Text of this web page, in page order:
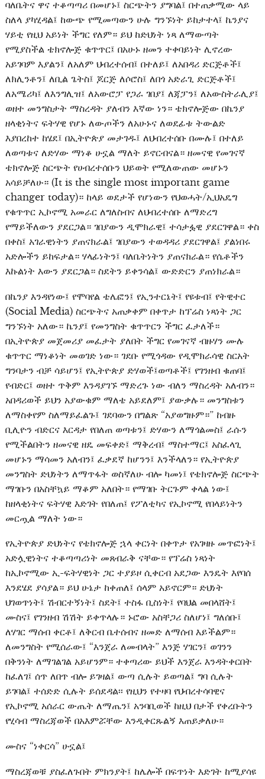
ባለቤትና ዋና ተቆጣጣሪ በመሆኑ፤ ስርጭትን ያግባል፤ በተጠቃሚው ላይ
ስለላ ያካሂዳል፤ ከውጭ የሚመጣውን ሁሉ ግንኙነት ይከታተላ፤ ኬንያና
ሃይቲ የዚህ አይነት ችግር የለም። ይህ ከድህነት ነጻ ለማውጣት
የሚያስችል ቴክኖሎጅ ቁጥጥር፤ በአሁኑ ዘመን ተቀባይነት ሊኖረው
አይገባም እያልን፤ ለአለም ህብረተሰብ፤ በተለይ፤ ለአበዳሪ ድርጅቶች፤
ለክሊንቶን፤ ለቢል ጌትስ፤ ጆርጅ ለሶሮስ፤ ለበጎ አድራጊ ድርጅቶች፤
ለአሜሪካ፤ ለእንግሊዝ፤ ለአውሮፓ የጋራ ገበያ፤ ለጃፓን፤ ለአውስትራሊያ፤
ወዘተ መንግስታት ማስረዳት ያለብን እኛው ነን። ቴክኖሎጅው በኬንያ
ዘላቂነትና ፍትሃዊ የሆኑ ለውጦችን ለአሁኑና ለወደፊቱ ትውልድ
እያበረከተ ከሄደ፤ በኢትዮጵያ መታገዱ፤ ለህብረተሰቡ በሙሉ፤ በተለይ
ለወጣቱና ለድሃው ማነቆ ሁኗል ማለት ይኖርብናል። ዘመናዊ የመገናኛ
ቴክኖሎጅ ስርጭት የሀብረተሰቡን ህይወት የሚለውጠው መሆኑን
አሳይቻለሁ። (It is the single most important game
changer today)። ከላይ ወደታች የሆነውን የህወሓት/ኢህአዴግ
የቁጥጥር ኢኮኖሚ አመራር ለግለስብና ለህብረተሰቡ ለማድረግ
የማይችለውን ያደርጋል። ገበያውን ዲሞክራዊ፤ ተሳታፏዊ ያደርገዋል። ቀስ
በቀስ፤ አገራዊነትን ያጠናክራል፤ ገበያውን ተወዳዳሪ ያደርገዋል፤ ያልነበሩ
አድሎችን ይከፍታል። ሃላፊነትን፤ ባለቤትነትን ያጠናክራል። የሴቶችን
እኩልነት እውን ያደርጋል። ስደትን ይቀንሳል፤ ውድድርን ያጠነክራል።
በኬንያ እንዳየነው፤ የሞባየል ቴሌፎን፤ የኢንተርኔት፤ የዩቱብ፤ የትዊተር
(Social Media) ስርጭትና አጠቃቀም በቀጥታ ከፕሬስ ነጻነት ጋር
ግንኙነት አለው። ኬንያ፤ የመንግስት ቁጥጥርን ችግር ፈታለች።
በኢትዮጵያ መጀመሪያ መፈታት ያለበት ችግር የመገናኛ ብዙሃን ሙሉ
ቁጥጥር ማነቆነት መወገድ ነው። ገደቡ የሚጎዳው የዲሞክራሳዊ ስርአት
ግንባታን ብቻ ሳይሆን፤ የኢትዮጵያ ድሃወች፤ወጣቶች፤ የገንዘብ ቁጠባ፤
የብድር፤ ወዘተ ጥቅም እንዳያገኙ ማድረጉ ነው ብለን ማስረዳት አለብን።
አበዳሪወች ይህን አያውቁም ማለቴ አይደለም፤ ያውቃሉ። መንግስቱን
ለማስቀየም ስለማይፈልጉ፤ ገደባውን በግልጽ “አያወግዙም።” ከብዙ
ቢሊዮን ብድርና እርዳታ የበለጠ ወጣቱን፤ ድሃውን ለማጎልመስ፤ ራሱን
የሚችልበትን ዘመናዊ ዘዴ መፍቀድ፤ ማቅረብ፤ ማስተማር፤ አስፈላጊ
መሆኑን ማሳመን አለብን፤ ፈቃደኛ ከሆንን፤ እንችላለን። የኢትዮጵያ
መንግስት ድህነትን ለማጥፋት ወስኛለሁ ብሎ ካመነ፤ የቴክኖሎጅ ስርጭት
ማገቡን በአስቸኳይ ማቆም አለበት። የማገቡ ትርጉም ቀላል ነው፤
ከዘላቂነትና ፍትሃዊ እድገት የበለጠ፤ የፖለቲካና የኢኮኖሚ የበላይነትን
መርጧል ማለት ነው።
የኢትዮጵያ ድህነትና የቴክኖሎጅ ኋላ ቀርነት በቀጥታ የአገዛዙ መጥፎነት፤
አድሏዊነትና ተቆጣጣሪነት መጸብራቅ ናቸው። የፕሬስ ነጻነት
ከኢኮኖሚው ኢ-ፍትሃዊነት ጋር ተያይዞ ሲቀርብ አደጋው እንዴት እየባሰ
እንደሄደ ያሳያል። ይህ ሁኔታ ከቀጠለ፤ ሰላም አይኖርም። ድህነት
ህገወጥነት፤ ሽብርተኝነት፤ ስደት፤ ተስፋ ቢስነት፤ የባህል መበላሸት፤
ሙስና፤ የገንዘብ ሽሽት ይቀጥላሉ። ኑሮው አስቸጋሪ ስለሆነ፤ ግለሰቡ፤
ለሃገር ማሰብ ቀርቶ፤ ለቅርብ ቤተሰብና ዘመድ ለማሰብ እይችልም።
ለመንግስት የሚሰራው፤ “እንጀራ ለመብላት” እንጅ ሃገርን፤ ወገንን
በቅንነት ለማገልገል አይሆንም። ተቀጣሪው ይህች እንጀራ እንዳትቀርበት
ከፈለገ፤ ሰጥ ለበጥ ብሎ ይገዛል፤ ውጣ ሲሉት ይወጣል፤ ግባ ሲሉት
ይገባል፤ ተሰድድ ሲሉት ይሰደዳል፡፡ የዚህን የተዛባ የህብረተሳባዊና
የኢኮኖሚ አሰራር ውጤት ለማጤን፤ አንባቢወች ከዚህ በታች የቀረቡትን
የሂሳብ ማስረጃወች በአእምሯቸው እንዲቀርጹልኝ እጠይቃለሁ።
ሙስና “ነቀርሳ” ሁኗል፤
ማስረጃወቹ ያስፈለጉበት ምክንያት፤ ከሌሎች በፍጥነት እድገት ከሚያሳዩ